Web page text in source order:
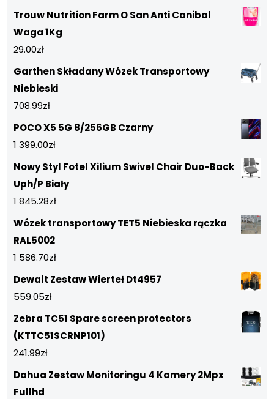
Trouw Nutrition Farm O San Anti Canibal
Waga 1Kg
29.00zł
Garthen Składany Wózek Transportowy
Niebieski
708.99zł
POCO X5 5G 8/256GB Czarny
1 399.00zł
Nowy Styl Fotel Xilium Swivel Chair Duo-Back
Uph/P Biały
1 845.28zł
Wózek transportowy TET5 Niebieska rączka
RAL5002
1 586.70zł
Dewalt Zestaw Wierteł Dt4957
559.05zł
Zebra TC51 Spare screen protectors
(KTTC51SCRNP101)
241.99zł
Dahua Zestaw Monitoringu 4 Kamery 2Mpx
Fullhd